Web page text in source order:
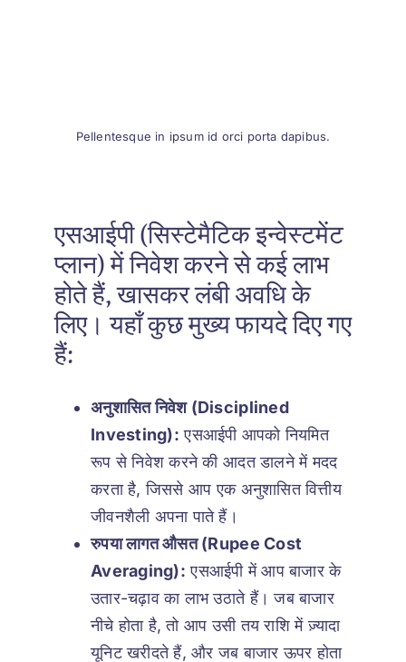
Pellentesque in ipsum id orci porta dapibus.
एसआईपी (सिस्टेमैटिक इन्वेस्टमेंट
प्लान) में निवेश करने से कई लाभ
होते हैं, खासकर लंबी अवधि के
लिए। यहाँ कुछ मुख्य फायदे दिए गए
हैं:
अनुशासित निवेश (Disciplined
Investing): एसआईपी आपको नियमित
रूप से निवेश करने की आदत डालने में मदद
करता है, जिससे आप एक अनुशासित वित्तीय
जीवनशैली अपना पाते हैं।
रुपया लागत औसत (Rupee Cost
Averaging): एसआईपी में आप बाजार के
उतार-चढ़ाव का लाभ उठाते हैं। जब बाजार
नीचे होता है, तो आप उसी तय राशि में ज़्यादा
यूनिट खरीदते हैं, और जब बाजार ऊपर होता